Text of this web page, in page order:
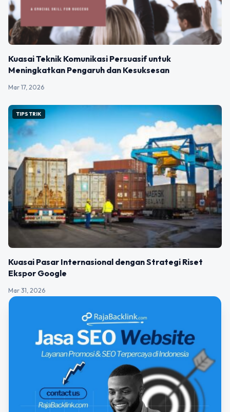
Kuasai Teknik Komunikasi Persuasif untuk
Meningkatkan Pengaruh dan Kesuksesan
Mar 17, 2026
TIPS TRIK
Kuasai Pasar Internasional dengan Strategi Riset
Ekspor Google
Mar 31, 2026